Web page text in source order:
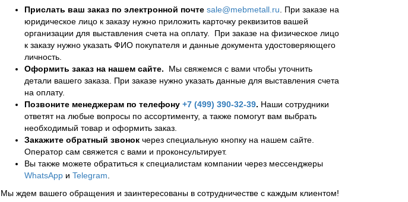
Прислать ваш заказ по электронной почте sale@mebmetall.ru. При заказе на
юридическое лицо к заказу нужно приложить карточку реквизитов вашей
организации для выставления счета на оплату. При заказе на физическое лицо
к заказу нужно указать ФИО покупателя и данные документа удостоверяющего
личность.
Оформить заказ на нашем сайте. Мы свяжемся с вами чтобы уточнить
детали вашего заказа. При заказе нужно указать данные для выставления счета
на оплату.
Позвоните менеджерам по телефону +7 (499) 390-32-39. Наши сотрудники
ответят на любые вопросы по ассортименту, а также помогут вам выбрать
необходимый товар и оформить заказ.
Закажите обратный звонокчерез специальную кнопку на нашем сайте.
Оператор сам свяжется с вами и проконсультирует.
Вы также можете обратиться к специалистам компании через мессенджеры
WhatsAppи Telegram.
Мы ждем вашего обращения и заинтересованы в сотрудничестве с каждым клиентом!